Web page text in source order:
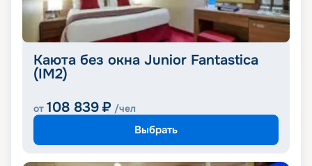
Каюта без окна Junior Fantastica
(IM2)
от 108 839 ₽ /чел
Выбрать